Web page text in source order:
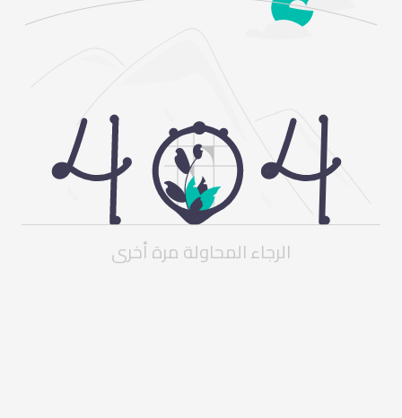
الرجاء المحاولة مرة أخرى